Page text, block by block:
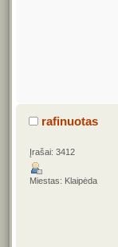
rafinuotas
Įrašai: 3412
Miestas: Klaipėda